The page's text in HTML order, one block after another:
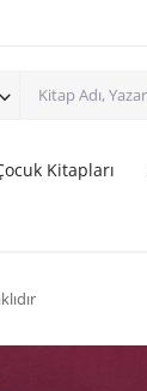
Kitapları